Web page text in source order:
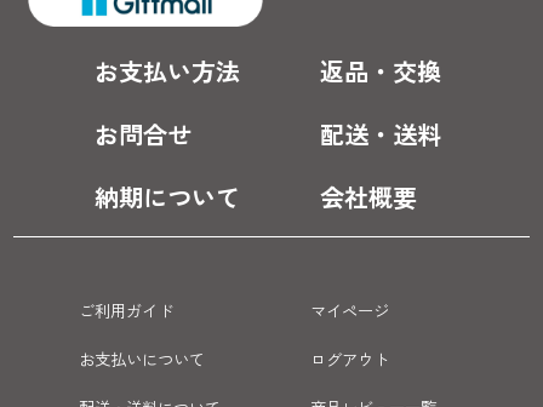
お支払い方法
返品・交換
お問合せ
配送・送料
納期について
会社概要
ご利用ガイド
マイページ
お支払いについて
ログアウト